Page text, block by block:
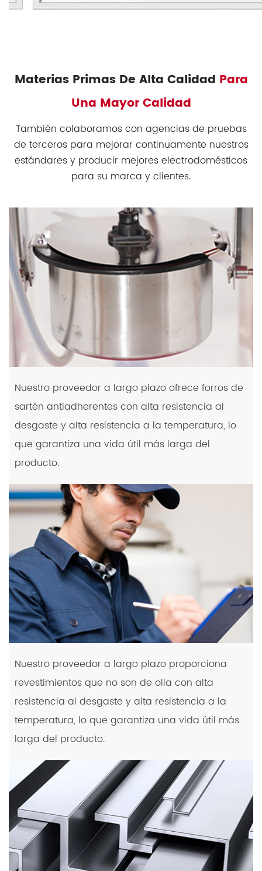
Materias Primas De Alta Calidad Para
Una Mayor Calidad
También colaboramos con agencias de pruebas
de terceros para mejorar continuamente nuestros
estándares y producir mejores electrodomésticos
para su marca y clientes.
Nuestro proveedor a largo plazo ofrece forros de
sartén antiadherentes con alta resistencia al
desgaste y alta resistencia a la temperatura, lo
que garantiza una vida útil más larga del
producto.
Nuestro proveedor a largo plazo proporciona
revestimientos que no son de olla con alta
resistencia al desgaste y alta resistencia a la
temperatura, lo que garantiza una vida útil más
larga del producto.